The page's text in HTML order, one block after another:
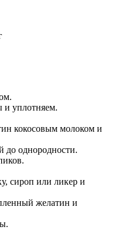
и уплотняем.
кокосовым молоком и
до однородности.
сироп или ликер и
желатин и